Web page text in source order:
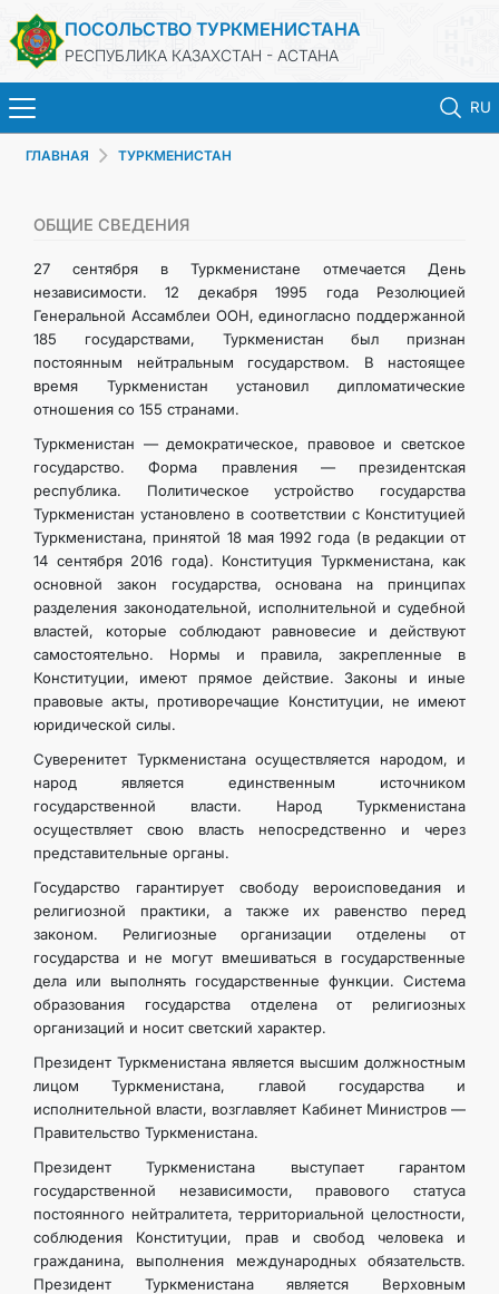
ПОСОЛЬСТВО ТУРКМЕНИСТАНА
РЕСПУБЛИКА КАЗАХСТАН - АСТАНА
RU
ГЛАВНАЯ
ТУРКМЕНИСТАН
КОНСУЛЬСКИЕ УСЛУГИ
МИД
КОНТАКТНЫЕ ДАННЫЕ
ГЛАВНАЯ ТУРКМЕНИСТАН
ОБЩИЕ СВЕДЕНИЯ
27 сентября в Туркменистане отмечается День
независимости. 12 декабря 1995 года Резолюцией
Генеральной Ассамблеи ООН, единогласно поддержанной
185 государствами, Туркменистан был признан
постоянным нейтральным государством. В настоящее
время Туркменистан установил дипломатические
отношения со 155 странами.
Туркменистан — демократическое, правовое и светское
государство. Форма правления — президентская
республика. Политическое устройство государства
Туркменистан установлено в соответствии с Конституцией
Туркменистана, принятой 18 мая 1992 года (в редакции от
14 сентября 2016 года). Конституция Туркменистана, как
основной закон государства, основана на принципах
разделения законодательной, исполнительной и судебной
властей, которые соблюдают равновесие и действуют
самостоятельно. Нормы и правила, закрепленные в
Конституции, имеют прямое действие. Законы и иные
правовые акты, противоречащие Конституции, не имеют
юридической силы.
Суверенитет Туркменистана осуществляется народом, и
народ является единственным источником
государственной власти. Народ Туркменистана
осуществляет свою власть непосредственно и через
представительные органы.
Государство гарантирует свободу вероисповедания и
религиозной практики, а также их равенство перед
законом. Религиозные организации отделены от
государства и не могут вмешиваться в государственные
дела или выполнять государственные функции. Система
образования государства отделена от религиозных
организаций и носит светский характер.
Президент Туркменистана является высшим должностным
лицом Туркменистана, главой государства и
исполнительной власти, возглавляет Кабинет Министров —
Правительство Туркменистана.
Президент Туркменистана выступает гарантом
государственной независимости, правового статуса
постоянного нейтралитета, территориальной целостности,
соблюдения Конституции, прав и свобод человека и
гражданина, выполнения международных обязательств.
Президент Туркменистана является Верховным